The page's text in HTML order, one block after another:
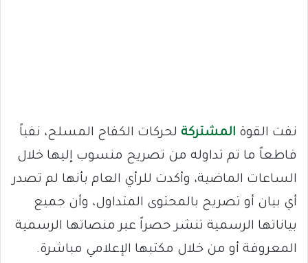
نفت القوة المشتركة لحركات الكفاح المسلح، نفياً
قاطعاً ما تم تداوله من تصريح منسوب إليها خلال
الساعات الماضية، وأكدت للرأي العام بأنها لم تصدر
أي بيان أو تصريح بالمحتوى المتداول، وأن جميع
بياناتها الرسمية تنشر حصراً عبر منصاتها الرسمية
المعروفة أو من خلال مكتبها الإعلامي مباشرة.